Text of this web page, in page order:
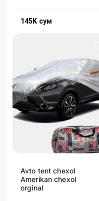
145K сум
Avto tent chexol
Amerikan chexol
orginal